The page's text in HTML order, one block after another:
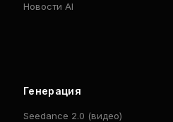
Новости AI
Генерация
Seedance 2.0 (видео)